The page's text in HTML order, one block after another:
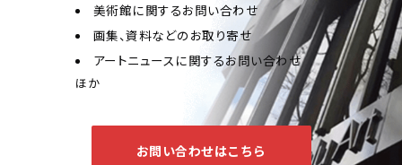
美術館に関するお問い合わせ
画集、資料などのお取り寄せ
アートニュースに関するお問い合わせ
ほか
お問い合わせはこちら